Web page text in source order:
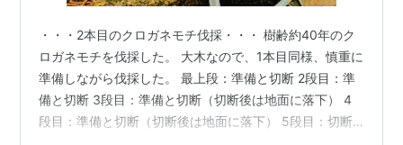
・・・2本目のクロガネモチ伐採・・・ 樹齢約40年のク
ロガネモチを伐採した。 大木なので、1本目同様、慎重に
準備しながら伐採した。 最上段：準備と切断 2段目：準
備と切断 3段目：準備と切断（切断後は地面に落下） 4
段目：準備と切断（切断後は地面に落下） 5段目：切断